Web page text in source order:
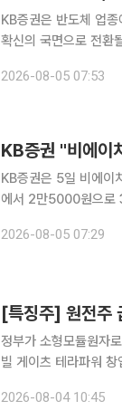
KB증권은 반도체 업
확신의 국면으로 전환될 것으로 전망
라우드 생산능력 예약
2026-08-05 07:53
KB증권 "비에
KB증권은 5일 비에이
에서 2만5000원으로
액은 전년 동기 대비
2026-08-05 07:29
[특징주] 원전주
정부가 소형모듈원자
빌 게이츠 테라파워
(6.63%), 대우건설
2026-08-04 10:45